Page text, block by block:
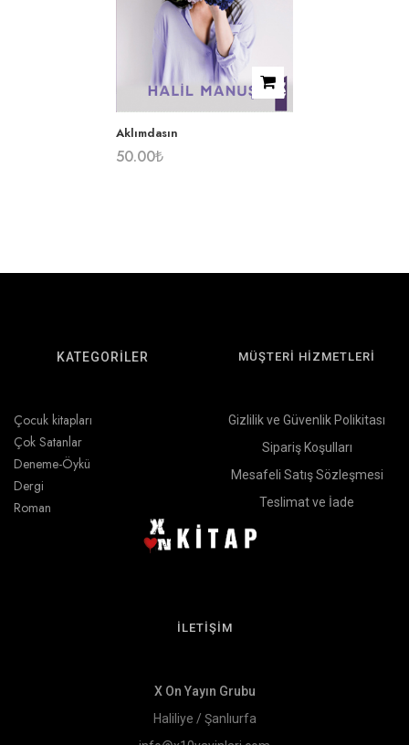
Aklımdasın
50.00₺
KATEGORİLER
Çocuk kitapları
Çok Satanlar
Deneme-Öykü
Dergi
Roman
MÜŞTERİ HİZMETLERİ
Gizlilik ve Güvenlik Polikitası
Sipariş Koşulları
Mesafeli Satış Sözleşmesi
Teslimat ve İade
İLETİŞİM
X On Yayın Grubu
Haliliye / Şanlıurfa